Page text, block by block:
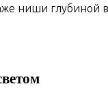
ниши глубиной в